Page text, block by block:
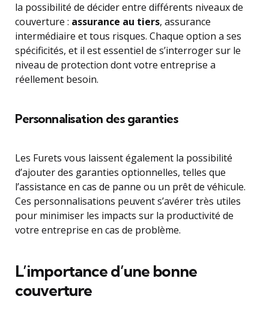
la possibilité de décider entre différents niveaux de
couverture : assurance au tiers, assurance
intermédiaire et tous risques. Chaque option a ses
spécificités, et il est essentiel de s’interroger sur le
niveau de protection dont votre entreprise a
réellement besoin.
Personnalisation des garanties
Les Furets vous laissent également la possibilité
d’ajouter des garanties optionnelles, telles que
l’assistance en cas de panne ou un prêt de véhicule.
Ces personnalisations peuvent s’avérer très utiles
pour minimiser les impacts sur la productivité de
votre entreprise en cas de problème.
L’importance d’une bonne
couverture